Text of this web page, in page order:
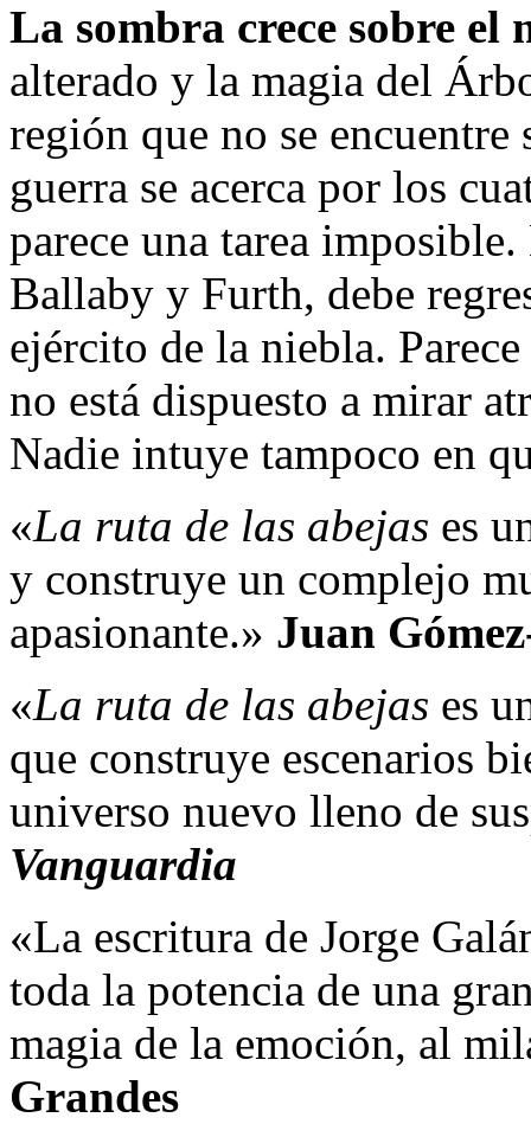
La sombra crece sobre el
alterado y la magia del
región que no se
guerra se acerca por los
parece una tarea
Ballaby y Furth, debe
ejército de la niebla.
no está dispuesto a mirar
Nadie intuye tampoco en
«La ruta de las abejas es
y construye un complejo
apasionante.» Juan
«La ruta de las abejas es
que construye escenarios
universo nuevo lleno de
Vanguardia
«La escritura de Jorge
toda la potencia de una
magia de la emoción, al
Grandes